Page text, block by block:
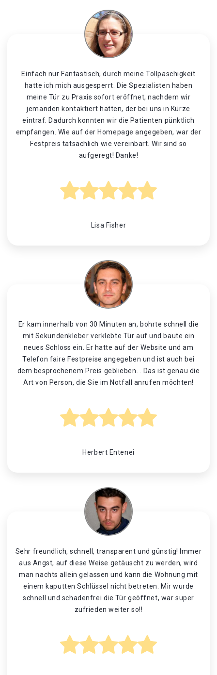
Einfach nur Fantastisch, durch meine Tollpaschigkeit
hatte ich mich ausgesperrt. Die Spezialisten haben
meine Tür zu Praxis sofort eröffnet, nachdem wir
jemanden kontaktiert hatten, der bei uns in Kürze
eintraf. Dadurch konnten wir die Patienten pünktlich
empfangen. Wie auf der Homepage angegeben, war der
Festpreis tatsächlich wie vereinbart. Wir sind so
aufgeregt! Danke!
Lisa Fisher
Er kam innerhalb von 30 Minuten an, bohrte schnell die
mit Sekundenkleber verklebte Tür auf und baute ein
neues Schloss ein. Er hatte auf der Website und am
Telefon faire Festpreise angegeben und ist auch bei
dem besprochenem Preis geblieben. . Das ist genau die
Art von Person, die Sie im Notfall anrufen möchten!
Herbert Entenei
Sehr freundlich, schnell, transparent und günstig! Immer
aus Angst, auf diese Weise getäuscht zu werden, wird
man nachts allein gelassen und kann die Wohnung mit
einem kaputten Schlüssel nicht betreten. Mir wurde
schnell und schadenfrei die Tür geöffnet, war super
zufrieden weiter so!!